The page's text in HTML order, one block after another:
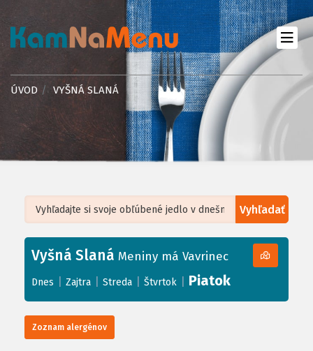
ÚVOD VYŠNÁ SLANÁ
Vyhľadať
+
−
Leaflet| ©OpenStreetMap, Tiles courtesy ofHumanitarian OpenStreetMap
Vyšná Slaná Meniny má Vavrinec
Dnes Zajtra Streda Štvrtok Piatok
Zoznam alergénov